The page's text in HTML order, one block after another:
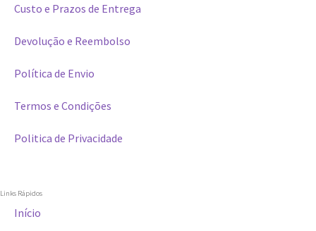
Custo e Prazos de Entrega
Devolução e Reembolso
Política de Envio
Termos e Condições
Politica de Privacidade
Links Rápidos
Início